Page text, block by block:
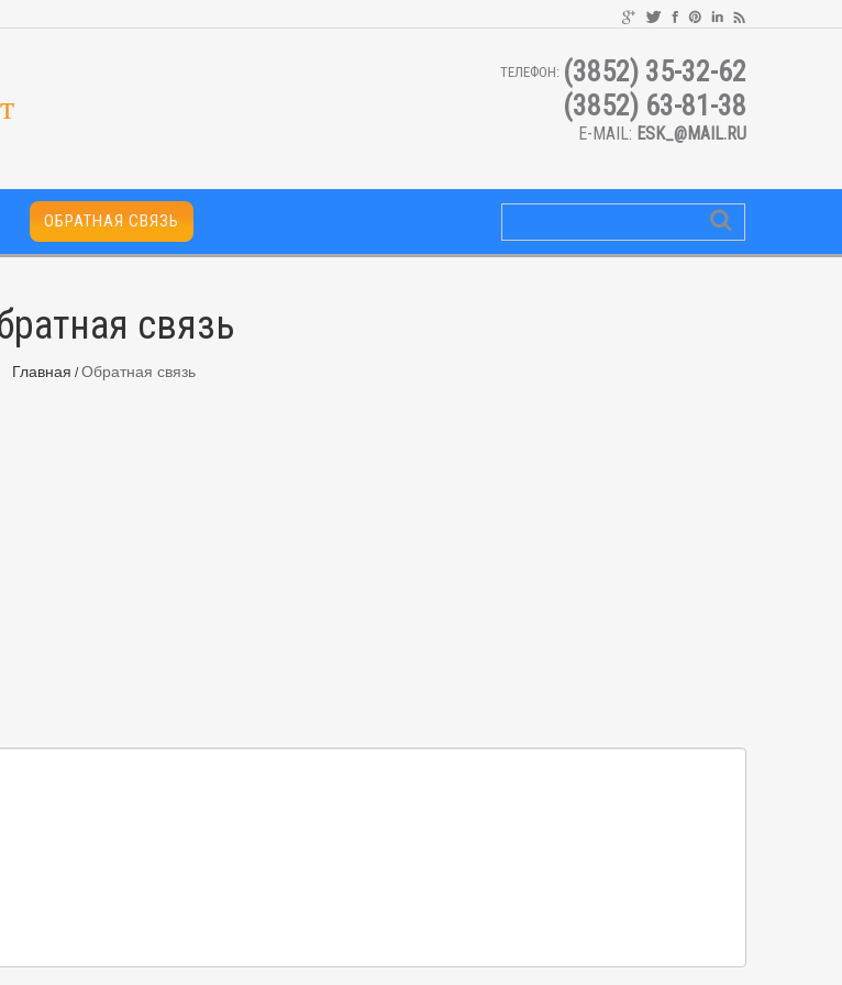
ТЕЛЕФОН: (3852) 35-32-62
(3852) 63-81-38
E-MAIL: ESK_@MAIL.RU
ОБРАТНАЯ СВЯЗЬ
связь
Главная Обратная связь